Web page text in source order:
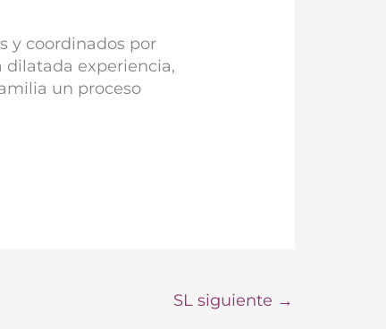
y coordinados por
dilatada experiencia,
un proceso
SL siguiente →